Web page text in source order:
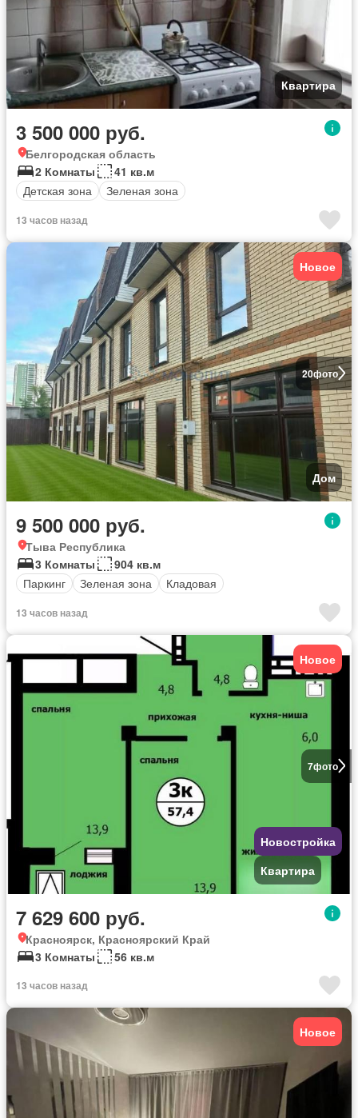
Квартира
3 500 000 руб.
Белгородская область
2 Комнаты
41 кв.м
Детская зона
Зеленая зона
13 часов назад
20фото
Новое
Дом
9 500 000 руб.
Тыва Республика
3 Комнаты
904 кв.м
Паркинг
Зеленая зона Кладовая
13 часов назад
7фото
Новое
Новостройка
Квартира
7 629 600 руб.
Красноярск, Красноярский Край
3 Комнаты
56 кв.м
13 часов назад
Новое